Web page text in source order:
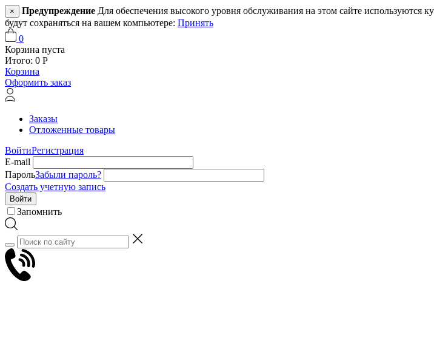
× Предупреждение Для обеспечения высокого уровня обслуживания на этом сайте используются
будут сохраняться на вашем компьютере: Принять
0
Корзина пуста
Итого: 0 Р
Корзина
Оформить заказ
Заказы
Отложенные товары
ВойтиРегистрация
E-mail
ПарольЗабыли пароль?
Создать учетную запись
Войти
Запомнить